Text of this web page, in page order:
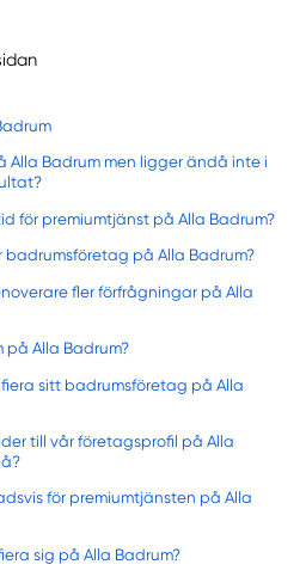
Alla Badrum men ligger ändå inte i
för premiumtjänst på Alla Badrum?
badrumsföretag på Alla Badrum?
fler förfrågningar på Alla
på Alla Badrum?
sitt badrumsföretag på Alla
till vår företagsprofil på Alla
för premiumtjänsten på Alla
sig på Alla Badrum?